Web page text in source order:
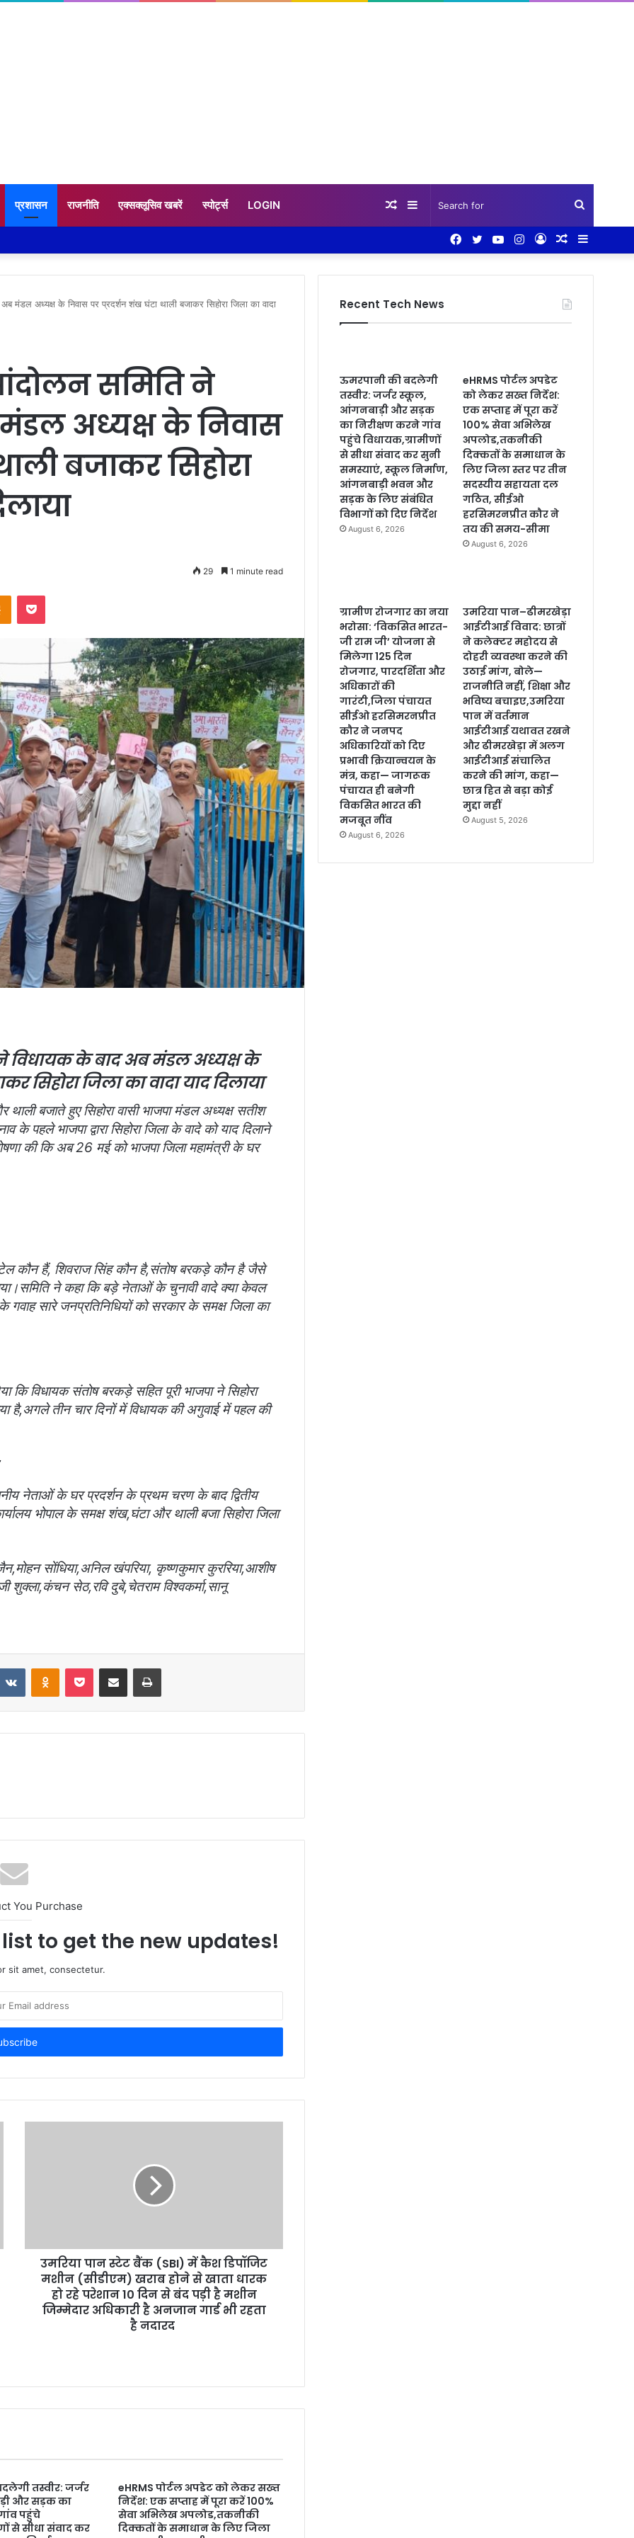
प्रशासन राजनीति एक्सक्लूसिव खबरें स्पोर्ट्स LOGIN
for
Sidebar
Random
Random
Log
Instagram
YouTube
Twitter
Facebook
मंडल अध्यक्ष के निवास पर प्रदर्शन शंख घंटा थाली बजाकर सिहोरा जिला का वादा
समिति ने
अध्यक्ष के निवास
बजाकर सिहोरा
29 1 minute read
विधायक के बाद अब मंडल अध्यक्ष के
सिहोरा जिला का वादा याद दिलाया
बजाते हुए सिहोरा वासी भाजपा मंडल अध्यक्ष सतीश
पहले भाजपा द्वारा सिहोरा जिला के वादे को याद दिलाने
की कि अब 26 मई को भाजपा जिला महामंत्री के घर
कौन हैं, शिवराज सिंह कौन है,संतोष बरकड़े कौन है जैसे
ने कहा कि बड़े नेताओं के चुनावी वादे क्या केवल
गवाह सारे जनप्रतिनिधियों को सरकार के समक्ष जिला का
कि विधायक संतोष बरकड़े सहित पूरी भाजपा ने सिहोरा
है,अगले तीन चार दिनों में विधायक की अगुवाई में पहल की
नेताओं के घर प्रदर्शन के प्रथम चरण के बाद द्वितीय
भोपाल के समक्ष शंख,घंटा और थाली बजा सिहोरा जिला
सोंधिया,अनिल खंपरिया, कृष्णकुमार कुररिया,आशीष
शुक्ला,कंचन सेठ,रवि दुबे,चेतराम विश्वकर्मा,सानू
You Purchase
to get the new updates!
sit amet, consectetur.
उमरिया पान स्टेट बैंक (SBI) में कैश डिपॉजिट
मशीन (सीडीएम) खराब होने से खाता धारक
हो रहे परेशान 10 दिन से बंद पड़ी है मशीन
जिम्मेदार अधिकारी है अनजान गार्ड भी रहता
है नदारद
तस्वीर: जर्जर
और सड़क का
पहुंचे
से सीधा संवाद कर
eHRMS पोर्टल अपडेट को लेकर सख्त
निर्देश: एक सप्ताह में पूरा करें 100%
सेवा अभिलेख अपलोड,तकनीकी
दिक्कतों के समाधान के लिए जिला
Recent Tech News
ऊमरपानी की बदलेगी
तस्वीर: जर्जर स्कूल,
आंगनबाड़ी और सड़क
का निरीक्षण करने गांव
पहुंचे विधायक,ग्रामीणों
से सीधा संवाद कर सुनी
समस्याएं, स्कूल निर्माण,
आंगनबाड़ी भवन और
सड़क के लिए संबंधित
विभागों को दिए निर्देश
August 6, 2026
eHRMS पोर्टल अपडेट
को लेकर सख्त निर्देश:
एक सप्ताह में पूरा करें
100% सेवा अभिलेख
अपलोड,तकनीकी
दिक्कतों के समाधान के
लिए जिला स्तर पर तीन
सदस्यीय सहायता दल
गठित, सीईओ
हरसिमरनप्रीत कौर ने
तय की समय-सीमा
August 6, 2026
ग्रामीण रोजगार का नया
भरोसा: ‘विकसित भारत-
जी राम जी’ योजना से
मिलेगा 125 दिन
रोजगार, पारदर्शिता और
अधिकारों की
गारंटी,जिला पंचायत
सीईओ हरसिमरनप्रीत
कौर ने जनपद
अधिकारियों को दिए
प्रभावी क्रियान्वयन के
मंत्र, कहा— जागरूक
पंचायत ही बनेगी
विकसित भारत की
मजबूत नींव
August 6, 2026
उमरिया पान–ढीमरखेड़ा
आईटीआई विवाद: छात्रों
ने कलेक्टर महोदय से
दोहरी व्यवस्था करने की
उठाई मांग, बोले—
राजनीति नहीं, शिक्षा और
भविष्य बचाइए,उमरिया
पान में वर्तमान
आईटीआई यथावत रखने
और ढीमरखेड़ा में अलग
आईटीआई संचालित
करने की मांग, कहा—
छात्र हित से बड़ा कोई
मुद्दा नहीं
August 5, 2026